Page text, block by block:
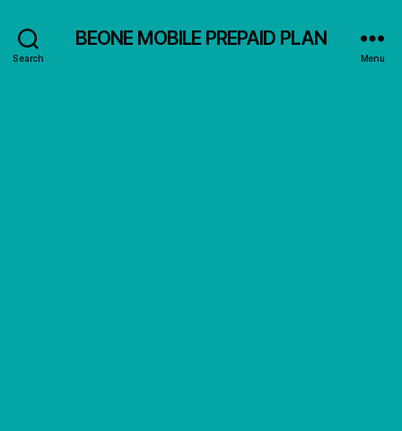
Search
BEONE MOBILE PREPAID PLAN
Menu